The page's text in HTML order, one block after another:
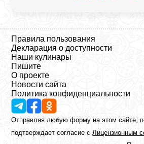
Правила пользования
Декларация о доступности
Наши кулинары
Пишите
О проекте
Новости сайта
Политика конфиденциальности
Отправляя любую форму на этом сайте,
подтверждает согласие сЛицензионным